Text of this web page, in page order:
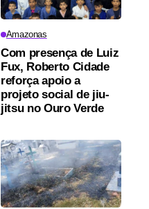
Amazonas
Com presença de Luiz
Fux, Roberto Cidade
reforça apoio a
projeto social de jiu-
jitsu no Ouro Verde